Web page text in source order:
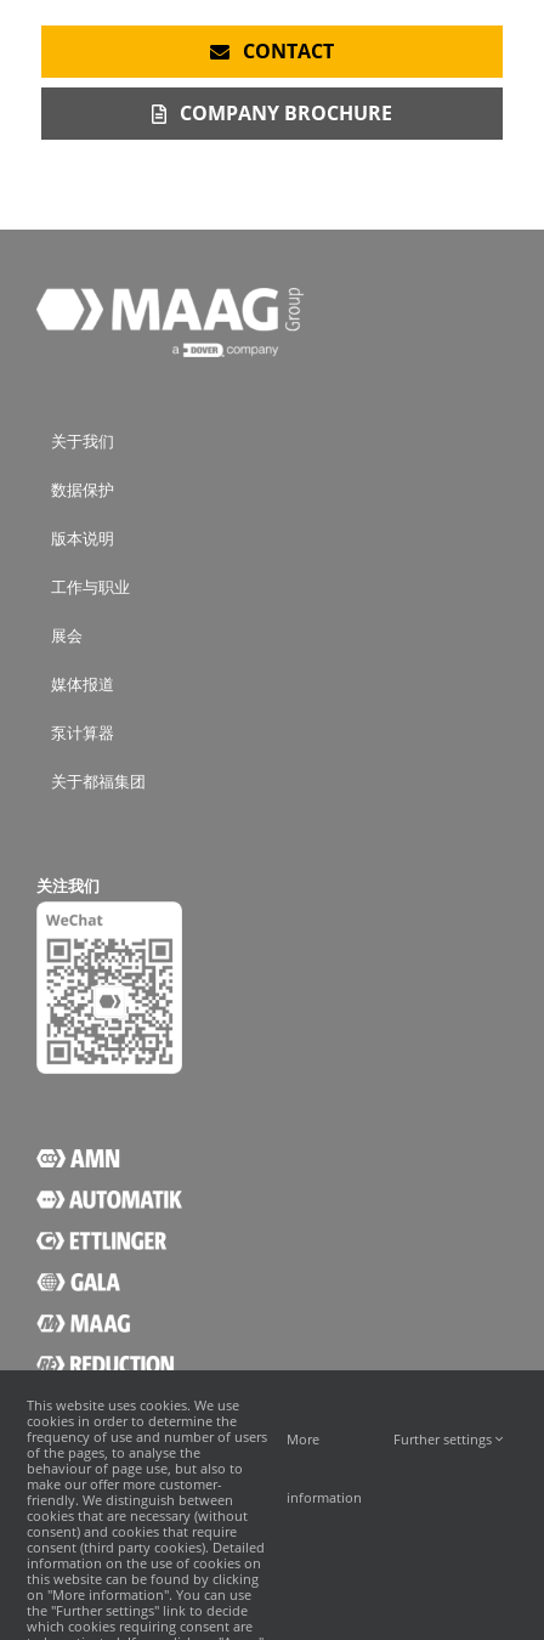
CONTACT
COMPANY BROCHURE
关于我们
数据保护
版本说明
工作与职业
展会
媒体报道
泵计算器
关于都福集团
关注我们
This website uses cookies. We use
cookies in order to determine the
frequency of use and number of users
of the pages, to analyse the
behaviour of page use, but also to
make our offer more customer-
friendly. We distinguish between
cookies that are necessary (without
consent) and cookies that require
consent (third party cookies). Detailed
information on the use of cookies on
this website can be found by clicking
on "More information". You can use
the "Further settings" link to decide
which cookies requiring consent are
More
information
Further settings